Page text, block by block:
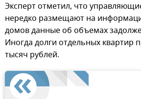
Эксперт отметил, что
нередко размещают на
домов данные об объемах
Иногда долги отдельных квартир
тысяч рублей.